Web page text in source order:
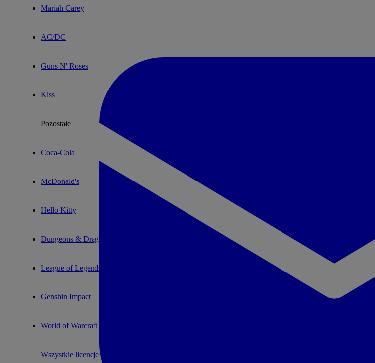
Mariah Carey
AC/DC
Guns N' Roses
Kiss
Pozostałe
Coca-Cola
McDonald's
Hello Kitty
Dungeons & Dragons
League of Legends
Genshin Impact
World of Warcraft
Wszystkie licencje